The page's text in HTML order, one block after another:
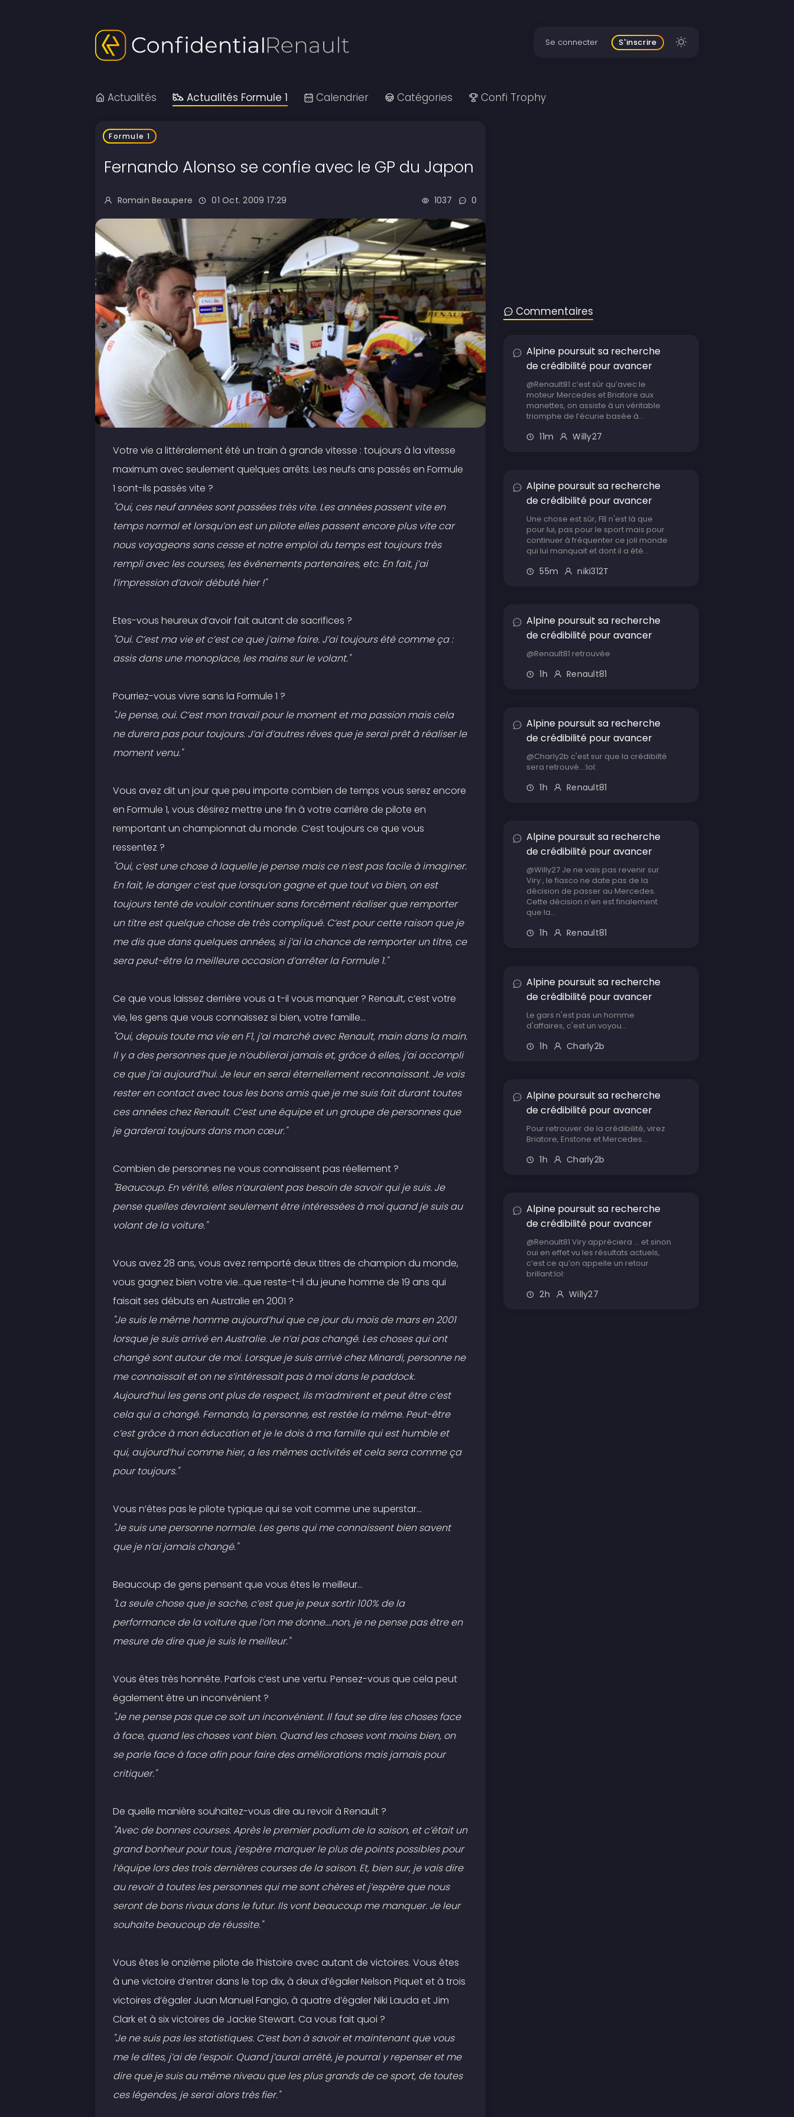
Se connecter S'inscrire
Actualités Actualités Formule 1 Calendrier Catégories Confi Trophy
Formule 1
Fernando Alonso se confie avec le GP du Japon
Romain Beaupere 01 Oct. 2009 17:29 1037 0
Votre vie a littéralement été un train à grande vitesse : toujours à la vitesse
maximum avec seulement quelques arrêts. Les neufs ans passés en Formule
1 sont-ils passés vite ?
"Oui, ces neuf années sont passées très vite. Les années passent vite en
temps normal et lorsqu’on est un pilote elles passent encore plus vite car
nous voyageons sans cesse et notre emploi du temps est toujours très
rempli avec les courses, les événements partenaires, etc. En fait, j’ai
l’impression d’avoir débuté hier !"
Etes-vous heureux d’avoir fait autant de sacrifices ?
"Oui. C’est ma vie et c’est ce que j’aime faire. J’ai toujours été comme ça :
assis dans une monoplace, les mains sur le volant."
Pourriez-vous vivre sans la Formule 1 ?
"Je pense, oui. C’est mon travail pour le moment et ma passion mais cela
ne durera pas pour toujours. J’ai d’autres rêves que je serai prêt à réaliser le
moment venu."
Vous avez dit un jour que peu importe combien de temps vous serez encore
en Formule 1, vous désirez mettre une fin à votre carrière de pilote en
remportant un championnat du monde. C’est toujours ce que vous
ressentez ?
"Oui, c’est une chose à laquelle je pense mais ce n’est pas facile à imaginer.
En fait, le danger c’est que lorsqu’on gagne et que tout va bien, on est
toujours tenté de vouloir continuer sans forcément réaliser que remporter
un titre est quelque chose de très compliqué. C’est pour cette raison que je
me dis que dans quelques années, si j’ai la chance de remporter un titre, ce
sera peut-être la meilleure occasion d’arrêter la Formule 1."
Ce que vous laissez derrière vous a t-il vous manquer ? Renault, c’est votre
vie, les gens que vous connaissez si bien, votre famille...
"Oui, depuis toute ma vie en F1, j’ai marché avec Renault, main dans la main.
Il y a des personnes que je n’oublierai jamais et, grâce à elles, j’ai accompli
ce que j’ai aujourd’hui. Je leur en serai éternellement reconnaissant. Je vais
rester en contact avec tous les bons amis que je me suis fait durant toutes
ces années chez Renault. C’est une équipe et un groupe de personnes que
je garderai toujours dans mon cœur."
Combien de personnes ne vous connaissent pas réellement ?
"Beaucoup. En vérité, elles n’auraient pas besoin de savoir qui je suis. Je
pense quelles devraient seulement être intéressées à moi quand je suis au
volant de la voiture."
Vous avez 28 ans, vous avez remporté deux titres de champion du monde,
vous gagnez bien votre vie…que reste-t-il du jeune homme de 19 ans qui
faisait ses débuts en Australie en 2001 ?
"Je suis le même homme aujourd’hui que ce jour du mois de mars en 2001
lorsque je suis arrivé en Australie. Je n’ai pas changé. Les choses qui ont
changé sont autour de moi. Lorsque je suis arrivé chez Minardi, personne ne
me connaissait et on ne s’intéressait pas à moi dans le paddock.
Aujourd’hui les gens ont plus de respect, ils m’admirent et peut être c’est
cela qui a changé. Fernando, la personne, est restée la même. Peut-être
c’est grâce à mon éducation et je le dois à ma famille qui est humble et
qui, aujourd’hui comme hier, a les mêmes activités et cela sera comme ça
pour toujours."
Vous n’êtes pas le pilote typique qui se voit comme une superstar...
"Je suis une personne normale. Les gens qui me connaissent bien savent
que je n’ai jamais changé."
Beaucoup de gens pensent que vous êtes le meilleur...
"La seule chose que je sache, c’est que je peux sortir 100% de la
performance de la voiture que l’on me donne….non, je ne pense pas être en
mesure de dire que je suis le meilleur."
Vous êtes très honnête. Parfois c’est une vertu. Pensez-vous que cela peut
également être un inconvénient ?
"Je ne pense pas que ce soit un inconvénient. Il faut se dire les choses face
à face, quand les choses vont bien. Quand les choses vont moins bien, on
se parle face à face afin pour faire des améliorations mais jamais pour
critiquer."
De quelle manière souhaitez-vous dire au revoir à Renault ?
"Avec de bonnes courses. Après le premier podium de la saison, et c’était un
grand bonheur pour tous, j’espère marquer le plus de points possibles pour
l’équipe lors des trois dernières courses de la saison. Et, bien sur, je vais dire
au revoir à toutes les personnes qui me sont chères et j’espère que nous
seront de bons rivaux dans le futur. Ils vont beaucoup me manquer. Je leur
souhaite beaucoup de réussite."
Vous êtes le onzième pilote de l’histoire avec autant de victoires. Vous êtes
à une victoire d’entrer dans le top dix, à deux d’égaler Nelson Piquet et à trois
victoires d’égaler Juan Manuel Fangio, à quatre d’égaler Niki Lauda et Jim
Clark et à six victoires de Jackie Stewart. Ca vous fait quoi ?
"Je ne suis pas les statistiques. C’est bon à savoir et maintenant que vous
me le dites, j’ai de l’espoir. Quand j’aurai arrêté, je pourrai y repenser et me
dire que je suis au même niveau que les plus grands de ce sport, de toutes
ces légendes, je serai alors très fier."
Commentaires
Alpine poursuit sa recherche
de crédibilité pour avancer
@Renault81 c’est sûr qu’avec le
moteur Mercedes et Briatore aux
manettes, on assiste à un véritable
triomphe de l’écurie basée à...
11m Willy27
Alpine poursuit sa recherche
de crédibilité pour avancer
Une chose est sûr, FB n'est là que
pour lui, pas pour le sport mais pour
continuer à fréquenter ce joli monde
qui lui manquait et dont il a été...
55m niki312T
Alpine poursuit sa recherche
de crédibilité pour avancer
@Renault81 retrouvée
1h Renault81
Alpine poursuit sa recherche
de crédibilité pour avancer
@Charly2b c'est sur que la crédibilté
sera retrouvé...:lol:
1h Renault81
Alpine poursuit sa recherche
de crédibilité pour avancer
@Willy27 Je ne vais pas revenir sur
Viry , le fiasco ne date pas de la
décision de passer au Mercedes.
Cette décision n’en est finalement
que la...
1h Renault81
Alpine poursuit sa recherche
de crédibilité pour avancer
Le gars n'est pas un homme
d'affaires, c'est un voyou...
1h Charly2b
Alpine poursuit sa recherche
de crédibilité pour avancer
Pour retrouver de la crédibilité, virez
Briatore, Enstone et Mercedes...
1h Charly2b
Alpine poursuit sa recherche
de crédibilité pour avancer
@Renault81 Viry appréciera ... et sinon
oui en effet vu les résultats actuels,
c’est ce qu’on appelle un retour
brillant:lol:
2h Willy27